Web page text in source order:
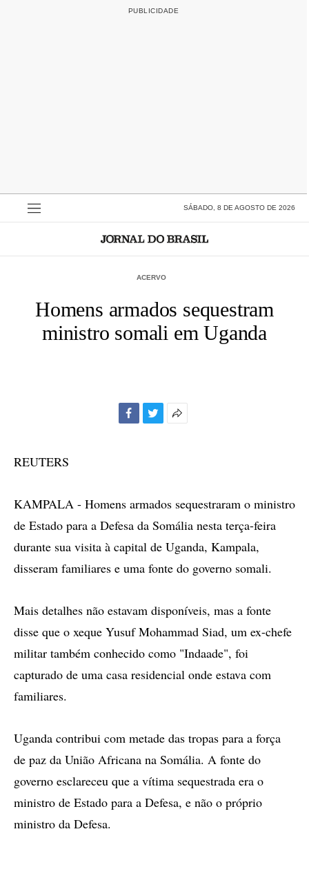
SÁBADO, 8 DE AGOSTO DE 2026
ACERVO
Homens armados sequestram
ministro somali em Uganda
REUTERS
KAMPALA - Homens armados sequestraram o ministro
de Estado para a Defesa da Somália nesta terça-feira
durante sua visita à capital de Uganda, Kampala,
disseram familiares e uma fonte do governo somali.
Mais detalhes não estavam disponíveis, mas a fonte
disse que o xeque Yusuf Mohammad Siad, um ex-chefe
militar também conhecido como "Indaade", foi
capturado de uma casa residencial onde estava com
familiares.
Uganda contribui com metade das tropas para a força
de paz da União Africana na Somália. A fonte do
governo esclareceu que a vítima sequestrada era o
ministro de Estado para a Defesa, e não o próprio
ministro da Defesa.